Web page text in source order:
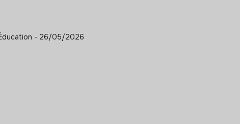
Éducation - 26/05/2026